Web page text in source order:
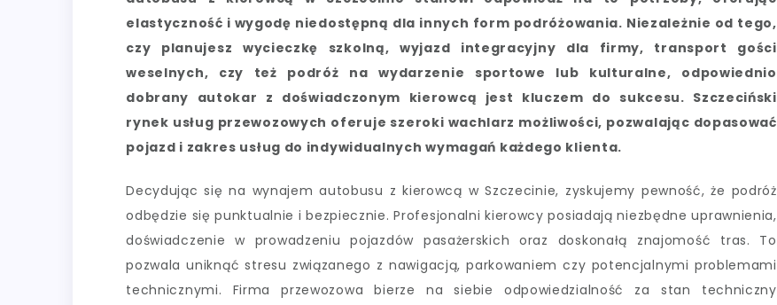
elastyczność i wygodę niedostępną dla innych form podróżowania. Niezależnie od tego,
czy planujesz wycieczkę szkolną, wyjazd integracyjny dla firmy, transport gości
weselnych, czy też podróż na wydarzenie sportowe lub kulturalne, odpowiednio
dobrany autokar z doświadczonym kierowcą jest kluczem do sukcesu. Szczeciński
rynek usług przewozowych oferuje szeroki wachlarz możliwości, pozwalając dopasować
pojazd i zakres usług do indywidualnych wymagań każdego klienta.
Decydując się na wynajem autobusu z kierowcą w Szczecinie, zyskujemy pewność, że podróż
odbędzie się punktualnie i bezpiecznie. Profesjonalni kierowcy posiadają niezbędne uprawnienia,
doświadczenie w prowadzeniu pojazdów pasażerskich oraz doskonałą znajomość tras. To
pozwala uniknąć stresu związanego z nawigacją, parkowaniem czy potencjalnymi problemami
technicznymi. Firma przewozowa bierze na siebie odpowiedzialność za stan techniczny